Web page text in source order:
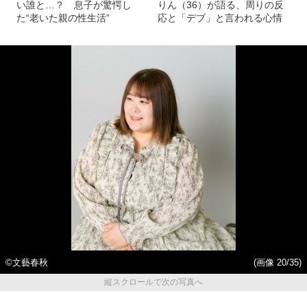
い誰と…？ 息子が驚愕し
た“老いた親の性生活”
りん（36）が語る、周りの反
応と「デブ」と言われる心情
©︎文藝春秋
(画像 20/35)
縦スクロールで次の写真へ